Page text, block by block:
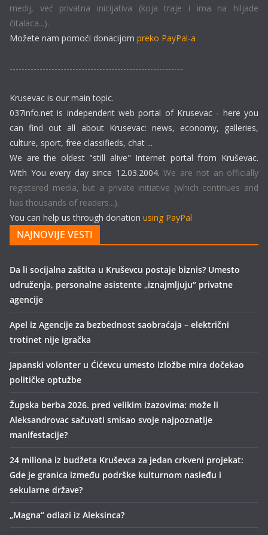
medij, već privatna inicijativa (koja traje i ima na hiljade
čitalaca...).
Možete nam pomoći donacijom preko PayPal-a
----------------------------------------------------------
Krusevac is our main topic.
037info.net is independent web portal of Krusevac - here you
can find out all about Krusevac: news, economy, galleries,
culture, sport, free classifieds, chat ...
We are the oldest "still alive" Internet portal from Kruševac.
With You every day since 12.03.2004. We are not an officially
registered media, but a private initiative (which continues and
has thousands of readers...).
You can help us through donation using PayPal
NAJNOVIJE VESTI
Da li socijalna zaštita u Kruševcu postaje biznis? Umesto
udruženja, personalne asistente „iznajmljuju“ privatne
agencije
Apel iz Agencije za bezbednost saobraćaja – električni
trotinet nije igračka
Japanski volonter u Ćićevcu umesto izložbe mira dočekao
političke optužbe
Župska berba 2026. pred velikim izazovima: može li
Aleksandrovac sačuvati smisao svoje najpoznatije
manifestacije?
24 miliona iz budžeta Kruševca za jedan crkveni projekat:
Gde je granica između podrške kulturnom nasleđu i
sekularne države?
„Magna“ odlazi iz Aleksinca?